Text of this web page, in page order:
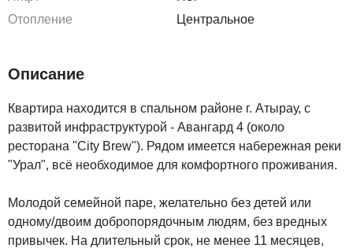
Отопление
Центральное
Описание
Квартира находится в спальном районе г. Атырау, с
развитой инфраструктурой - Авангард 4 (около
ресторана "City Brew"). Рядом имеется набережная реки
"Урал", всё необходимое для комфортного проживания.
Молодой семейной паре, желательно без детей или
одному/двоим добропорядочным людям, без вредных
привычек. На длительный срок, не менее 11 месяцев,